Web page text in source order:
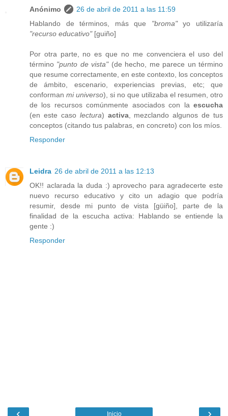
Anónimo
26 de abril de 2011 a las 11:59
Hablando de términos, más que "broma"yo utilizaría
"recurso educativo"[guiño]
Por otra parte, no es que no me convenciera el uso del
término "punto de vista"(de hecho, me parece un término
que resume correctamente, en este contexto, los conceptos
de ámbito, escenario, experiencias previas, etc; que
conforman mi universo), si no que utilizaba el resumen, otro
de los recursos comúnmente asociados con la escucha
(en este caso lectura) activa, mezclando algunos de tus
conceptos (citando tus palabras, en concreto) con los míos.
Responder
Leidra 26 de abril de 2011 a las 12:13
OK!! aclarada la duda :) aprovecho para agradecerte este
nuevo recurso educativo y cito un adagio que podría
resumir, desde mi punto de vista [güiño], parte de la
finalidad de la escucha activa: Hablando se entiende la
gente :)
Responder
‹ ›
Inicio